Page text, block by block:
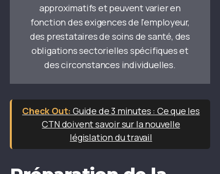
approximatifs et peuvent varier en
fonction des exigences de l'employeur,
des prestataires de soins de santé, des
obligations sectorielles spécifiques et
des circonstances individuelles.
Guide de 3 minutes : Ce que les
CTN doivent savoir sur la nouvelle
législation du travail